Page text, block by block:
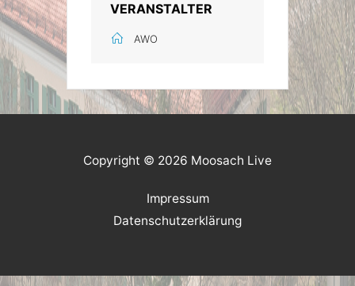
VERANSTALTER
AWO
Copyright © 2026 Moosach Live
Impressum
Datenschutzerklärung